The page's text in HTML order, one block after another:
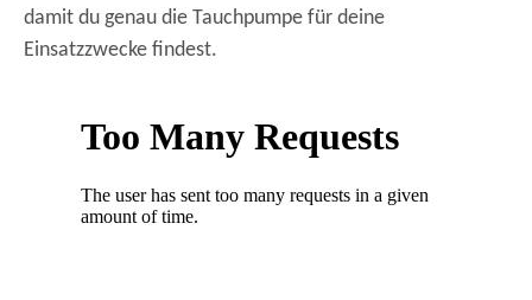
damit du genau die Tauchpumpe für deine
Einsatzzwecke findest.